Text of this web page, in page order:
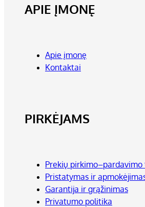
APIE ĮMONĘ
Apie įmonę
Kontaktai
PIRKĖJAMS
Prekių pirkimo–pardavimo
Pristatymas ir
Garantija ir grąžinimas
Privatumo politika